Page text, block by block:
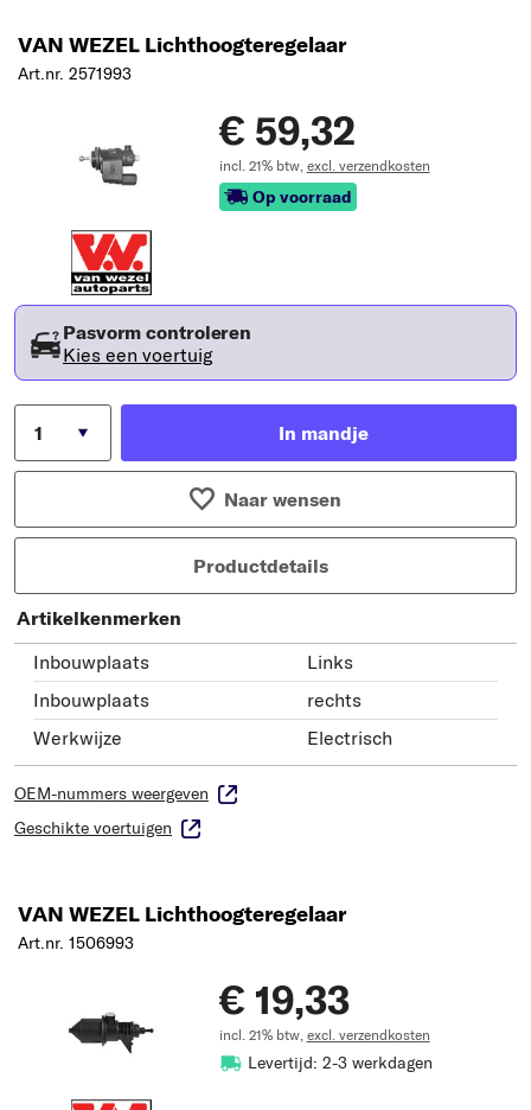
VAN WEZEL Lichthoogteregelaar
Art.nr. 2571993
€ 59,32
incl. 21% btw, excl. verzendkosten
Op voorraad
Pasvorm controleren
Kies een voertuig
In mandje
Naar wensen
Productdetails
Artikelkenmerken
Inbouwplaats
Links
Inbouwplaats
rechts
Werkwijze
Electrisch
OEM-nummers weergeven
Geschikte voertuigen
VAN WEZEL Lichthoogteregelaar
Art.nr. 1506993
€ 19,33
incl. 21% btw, excl. verzendkosten
Levertijd: 2-3 werkdagen